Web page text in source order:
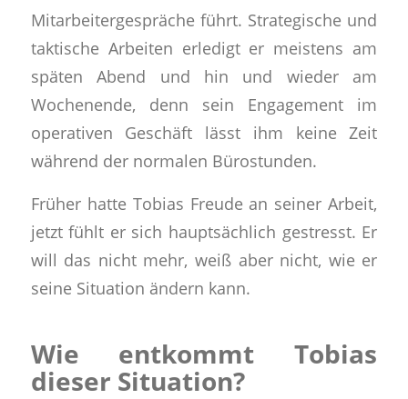
Mitarbeitergespräche führt. Strategische und
taktische Arbeiten erledigt er meistens am
späten Abend und hin und wieder am
Wochenende, denn sein Engagement im
operativen Geschäft lässt ihm keine Zeit
während der normalen Bürostunden.
Früherhatte Tobias Freude an seiner Arbeit,
jetztfühlt er sich hauptsächlich gestresst. Er
will das nicht mehr, weiß aber nicht, wie er
seine Situation ändern kann.
Wie entkommt Tobias
dieser Situation?